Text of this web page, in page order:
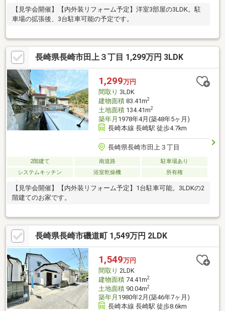
【見学会開催】【内外装リフォーム予定】洋室3部屋の3LDK。駐
車場の拡張後、3台駐車可能の予定です。
長崎県長崎市田上３丁目 1,299万円 3LDK
1,299万円
間取り 3LDK
建物面積83.41m2
土地面積134.41m2
築年月 1978年4月(築48年5ヶ月)
長崎本線 長崎駅 徒歩4.7km
長崎県長崎市田上３丁目
2階建て 南道路
駐車場あり
システムキッチン
浴室乾燥機 所有権
【見学会開催】【内外装リフォーム予定】1台駐車可能。3LDKの2
階建てのお家です。
長崎県長崎市磯道町 1,549万円 2LDK
1,549万円
間取り 2LDK
建物面積74.41m2
土地面積90.04m2
築年月 1980年2月(築46年7ヶ月)
長崎本線 長崎駅 徒歩8.6km